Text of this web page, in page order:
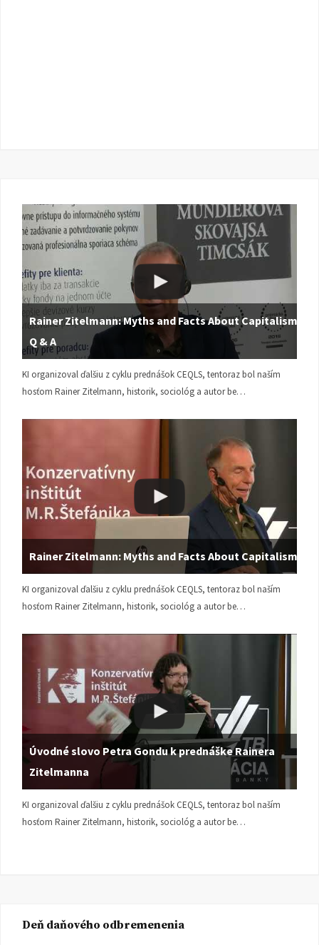
Rainer Zitelmann: Myths and Facts About Capitalism |
Q & A
KI organizoval ďalšiu z cyklu prednášok CEQLS, tentoraz bol naším
hosťom Rainer Zitelmann, historik, sociológ a autor be…
Rainer Zitelmann: Myths and Facts About Capitalism
KI organizoval ďalšiu z cyklu prednášok CEQLS, tentoraz bol naším
hosťom Rainer Zitelmann, historik, sociológ a autor be…
Úvodné slovo Petra Gondu k prednáške Rainera
Zitelmanna
KI organizoval ďalšiu z cyklu prednášok CEQLS, tentoraz bol naším
hosťom Rainer Zitelmann, historik, sociológ a autor be…
Deň daňového odbremenenia